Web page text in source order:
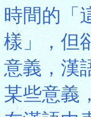
時間的「
樣」，但
意義，漢
某些意義